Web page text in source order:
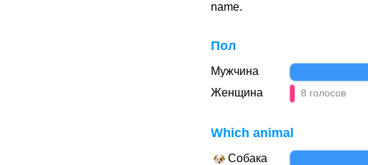
name.
Пол
Мужчина
Женщина 8 голосов
Which animal
Собака